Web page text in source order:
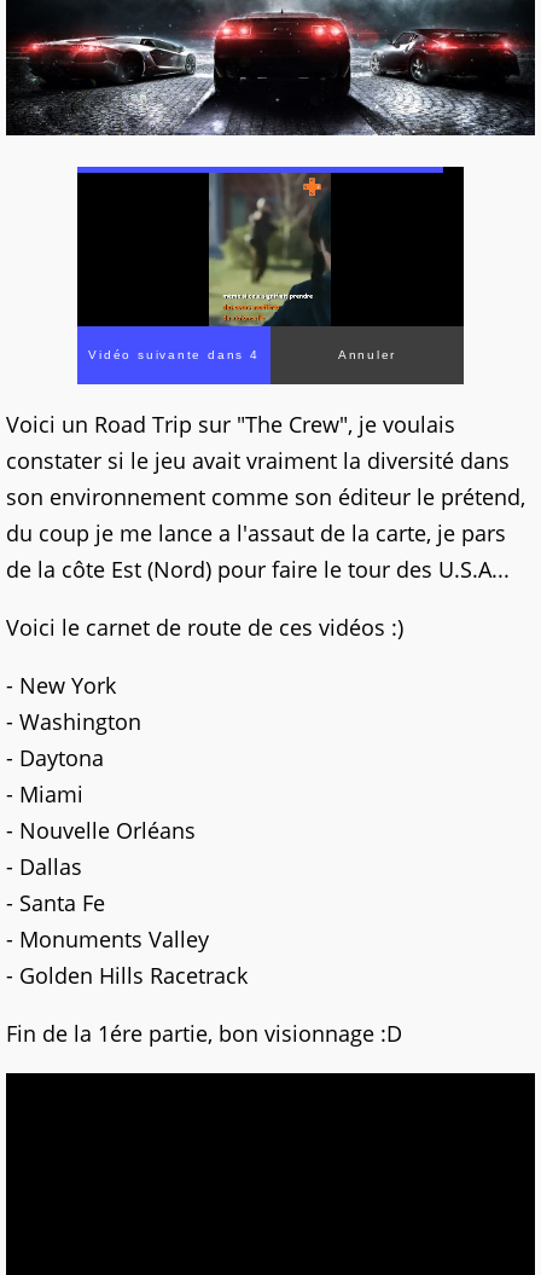
Vidéo suivante dans 4 Annuler
Voici un Road Trip sur "The Crew", je voulais
constater si le jeu avait vraiment la diversité dans
son environnement comme son éditeur le prétend,
du coup je me lance a l'assaut de la carte, je pars
de la côte Est (Nord) pour faire le tour des U.S.A...
Voici le carnet de route de ces vidéos :)
- New York
- Washington
- Daytona
- Miami
- Nouvelle Orléans
- Dallas
- Santa Fe
- Monuments Valley
- Golden Hills Racetrack
Fin de la 1ére partie, bon visionnage :D